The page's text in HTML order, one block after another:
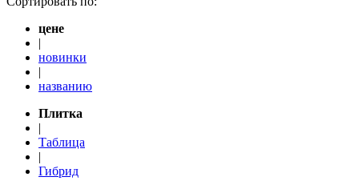
цене
|
новинки
|
названию
Плитка
|
Таблица
|
Гибрид